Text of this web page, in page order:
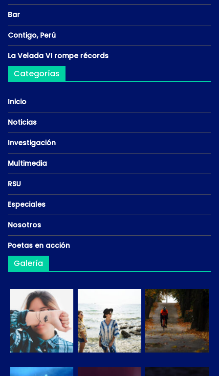
Bar
Contigo, Perú
La Velada VI rompe récords
Categorías
Inicio
Noticias
Investigación
Multimedia
RSU
Especiales
Nosotros
Poetas en acción
Galería